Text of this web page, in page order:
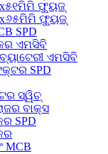
ଫ୍ୟୁଜ୍
ଫ୍ୟୁଜ୍
SPD
ଏମସିବି
ଏମସିବି
SPD
ସ୍ୱିଚ୍
ବାକ୍ସ
SPD
MCB